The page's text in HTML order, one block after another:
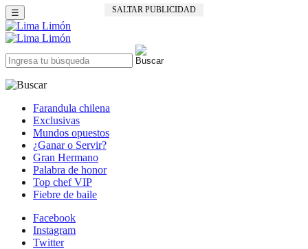
SALTAR PUBLICIDAD
☰
Farandula chilena
Exclusivas
Mundos opuestos
¿Ganar o Servir?
Gran Hermano
Palabra de honor
Top chef VIP
Fiebre de baile
Facebook
Instagram
Twitter